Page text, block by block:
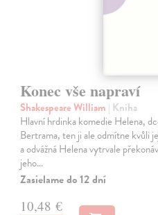
Konec vše napraví
Shakespeare William | Kniha
Hlavní hrdinka komedie Helena,
Bertrama, ten ji ale odmítne kvůli
a odvážná Helena vytrvale
jeho…
Zasielame do 12 dní
10,48 €